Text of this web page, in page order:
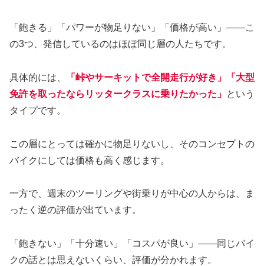
「飽きる」「パワーが物足りない」「価格が高い」——こ
の3つ、発信しているのはほぼ同じ層の人たちです。
具体的には、
「峠やサーキットで全開走行が好き」「大型
免許を取ったならリッタークラスに乗りたかった」 という
タイプです。
この層にとっては確かに物足りないし、そのコンセプトの
バイクにしては価格も高く感じます。
一方で、週末のツーリングや街乗りが中心の人からは、ま
ったく逆の評価が出ています。
「飽きない」「十分速い」「コスパが良い」——同じバイ
クの話とは思えないくらい、評価が分かれます。